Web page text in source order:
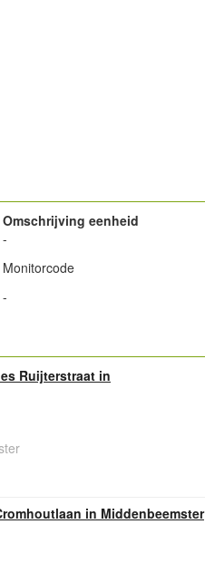
Omschrijving eenheid
-
Monitorcode
-
Ruijterstraat in
in Middenbeemster